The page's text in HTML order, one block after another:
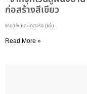
ก่อสร้างสีเขียว
งานวิจัยและเคสจริง (เช่น
Read More »